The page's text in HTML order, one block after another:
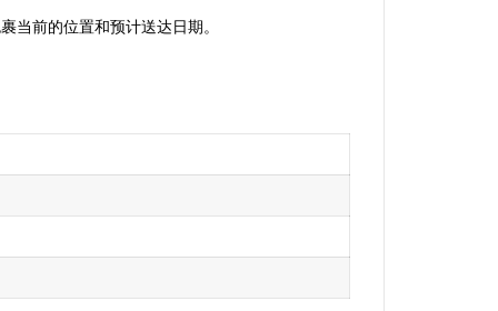
前的位置和预计送达日期。